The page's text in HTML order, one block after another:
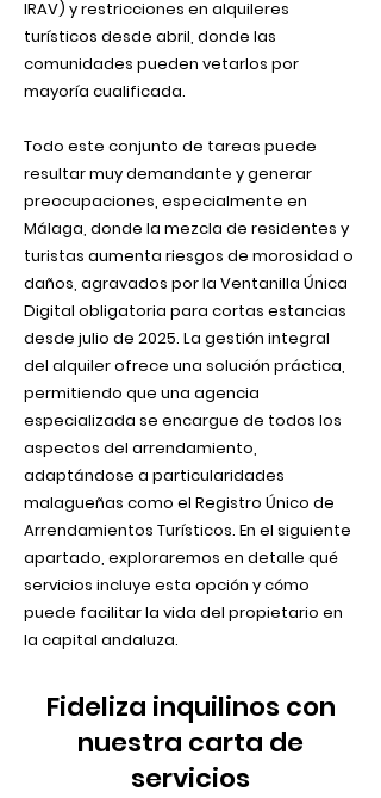
IRAV) y restricciones en alquileres
turísticos desde abril, donde las
comunidades pueden vetarlos por
mayoría cualificada.
Todo este conjunto de tareas puede
resultar muy demandante y generar
preocupaciones, especialmente en
Málaga, donde la mezcla de residentes y
turistas aumenta riesgos de morosidad o
daños, agravados por la Ventanilla Única
Digital obligatoria para cortas estancias
desde julio de 2025. La gestión integral
del alquiler ofrece una solución práctica,
permitiendo que una agencia
especializada se encargue de todos los
aspectos del arrendamiento,
adaptándose a particularidades
malagueñas como el Registro Único de
Arrendamientos Turísticos. En el siguiente
apartado, exploraremos en detalle qué
servicios incluye esta opción y cómo
puede facilitar la vida del propietario en
la capital andaluza.
Fideliza inquilinos con
nuestra carta de
servicios